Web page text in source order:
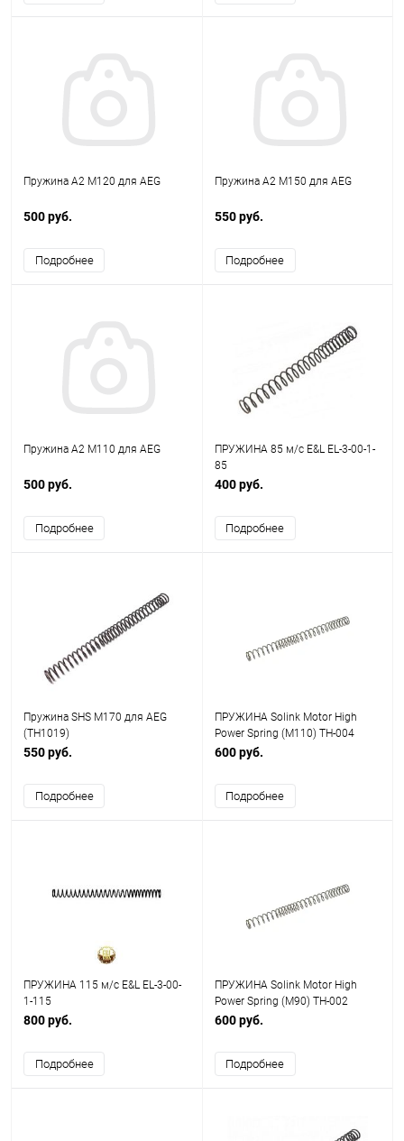
Пружина А2 M120 для AEG
500 руб.
Подробнее
Пружина А2 M150 для AEG
550 руб.
Подробнее
Пружина А2 M110 для AEG
500 руб.
Подробнее
ПРУЖИНА 85 м/с E&L EL-3-00-1-
85
400 руб.
Подробнее
Пружина SHS М170 для AEG
(TH1019)
550 руб.
Подробнее
ПРУЖИНА Solink Motor High
Power Spring (M110) TH-004
600 руб.
Подробнее
ПРУЖИНА 115 м/с E&L EL-3-00-
1-115
800 руб.
Подробнее
ПРУЖИНА Solink Motor High
Power Spring (M90) TH-002
600 руб.
Подробнее